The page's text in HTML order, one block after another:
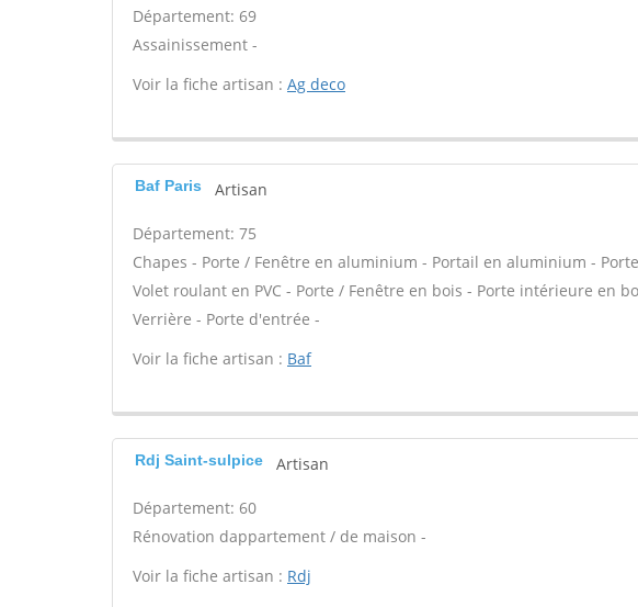
Département: 69
Assainissement -
Voir la fiche artisan : Ag deco
Baf Paris Artisan
Département: 75
Chapes - Porte / Fenêtre en aluminium - Portail en aluminium -
Volet roulant en PVC - Porte / Fenêtre en bois - Porte intérieure en
Verrière - Porte d'entrée -
Voir la fiche artisan : Baf
Rdj Saint-sulpice Artisan
Département: 60
Rénovation dappartement / de maison -
Voir la fiche artisan : Rdj